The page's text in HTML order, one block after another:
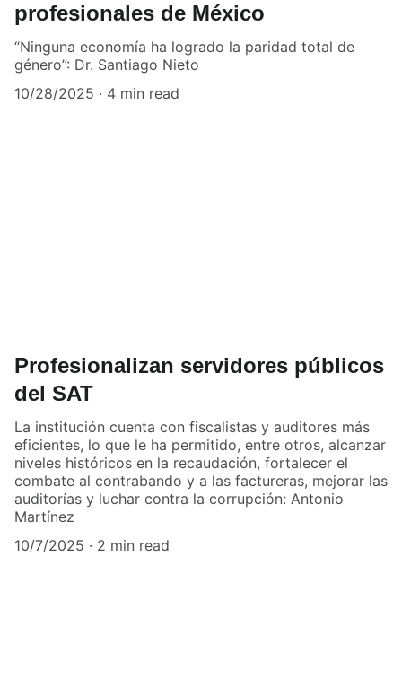
profesionales de México
“Ninguna economía ha logrado la paridad total de
género”: Dr. Santiago Nieto
10/28/2025
4 min read
Profesionalizan servidores públicos
del SAT
La institución cuenta con fiscalistas y auditores más
eficientes, lo que le ha permitido, entre otros, alcanzar
niveles históricos en la recaudación, fortalecer el
combate al contrabando y a las factureras, mejorar las
auditorías y luchar contra la corrupción: Antonio
Martínez
10/7/2025
2 min read